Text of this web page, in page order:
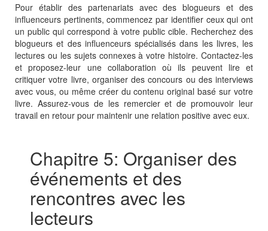
Pour établir des partenariats avec des blogueurs et des
influenceurs pertinents, commencez par identifier ceux qui ont
un public qui correspond à votre public cible. Recherchez des
blogueurs et des influenceurs spécialisés dans les livres, les
lectures ou les sujets connexes à votre histoire. Contactez-les
et proposez-leur une collaboration où ils peuvent lire et
critiquer votre livre, organiser des concours ou des interviews
avec vous, ou même créer du contenu original basé sur votre
livre. Assurez-vous de les remercier et de promouvoir leur
travail en retour pour maintenir une relation positive avec eux.
Chapitre 5: Organiser des
événements et des
rencontres avec les
lecteurs